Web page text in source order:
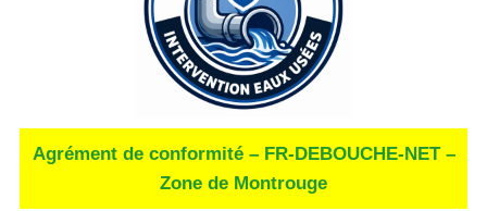
Agrément de conformité – FR-DEBOUCHE-NET –
Zone de Montrouge